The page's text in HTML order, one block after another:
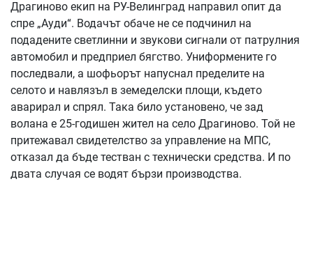
Драгиново екип на РУ-Велинград направил опит да
спре „Ауди“. Водачът обаче не се подчинил на
подадените светлинни и звукови сигнали от патрулния
автомобил и предприел бягство. Униформените го
последвали, а шофьорът напуснал пределите на
селото и навлязъл в земеделски площи, където
аварирал и спрял. Така било установено, че зад
волана е 25-годишен жител на село Драгиново. Той не
притежавал свидетелство за управление на МПС,
отказал да бъде тестван с технически средства. И по
двата случая се водят бързи производства.